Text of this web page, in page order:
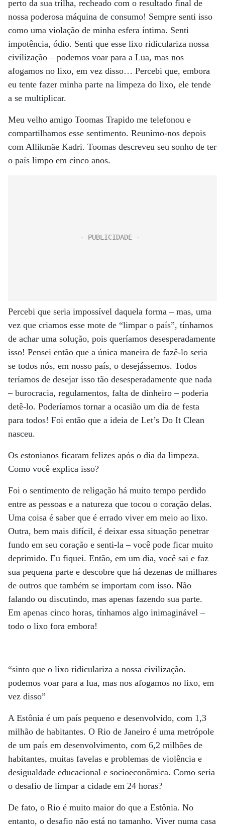
perto da sua trilha, recheado com o resultado final de
nossa poderosa máquina de consumo! Sempre senti isso
como uma violação de minha esfera íntima. Senti
impotência, ódio. Senti que esse lixo ridiculariza nossa
civilização – podemos voar para a Lua, mas nos
afogamos no lixo, em vez disso… Percebi que, embora
eu tente fazer minha parte na limpeza do lixo, ele tende
a se multiplicar.
Meu velho amigo Toomas Trapido me telefonou e
compartilhamos esse sentimento. Reunimo-nos depois
com Allikmäe Kadri. Toomas descreveu seu sonho de ter
o país limpo em cinco anos.
Percebi que seria impossível daquela forma – mas, uma
vez que criamos esse mote de “limpar o país”, tínhamos
de achar uma solução, pois queríamos desesperadamente
isso! Pensei então que a única maneira de fazê-lo seria
se todos nós, em nosso país, o desejássemos. Todos
teríamos de desejar isso tão desesperadamente que nada
– burocracia, regulamentos, falta de dinheiro – poderia
detê-lo. Poderíamos tornar a ocasião um dia de festa
para todos! Foi então que a ideia de Let’s Do It Clean
nasceu.
Os estonianos ficaram felizes após o dia da limpeza.
Como você explica isso?
Foi o sentimento de religação há muito tempo perdido
entre as pessoas e a natureza que tocou o coração delas.
Uma coisa é saber que é errado viver em meio ao lixo.
Outra, bem mais difícil, é deixar essa situação penetrar
fundo em seu coração e senti-la – você pode ficar muito
deprimido. Eu fiquei. Então, em um dia, você sai e faz
sua pequena parte e descobre que há dezenas de milhares
de outros que também se importam com isso. Não
falando ou discutindo, mas apenas fazendo sua parte.
Em apenas cinco horas, tínhamos algo inimaginável –
todo o lixo fora embora!
“sinto que o lixo ridiculariza a nossa civilização.
podemos voar para a lua, mas nos afogamos no lixo, em
vez disso”
A Estônia é um país pequeno e desenvolvido, com 1,3
milhão de habitantes. O Rio de Janeiro é uma metrópole
de um país em desenvolvimento, com 6,2 milhões de
habitantes, muitas favelas e problemas de violência e
desigualdade educacional e socioeconômica. Como seria
o desafio de limpar a cidade em 24 horas?
De fato, o Rio é muito maior do que a Estônia. No
entanto, o desafio não está no tamanho. Viver numa casa